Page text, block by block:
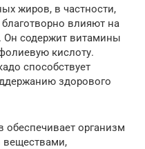
жиров, в частности,
влияют на
Он содержит витамины
кислоту.
способствует
здорового
обеспечивает организм